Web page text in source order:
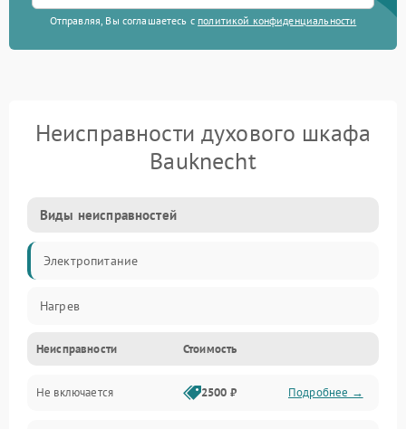
Отправляя, Вы соглашаетесь с политикой конфиденциальности
Неисправности духового шкафа
Bauknecht
Виды неисправностей
Электропитание
Нагрев
Неисправности Стоимость
Не включается 2500 ₽ Подробнее →